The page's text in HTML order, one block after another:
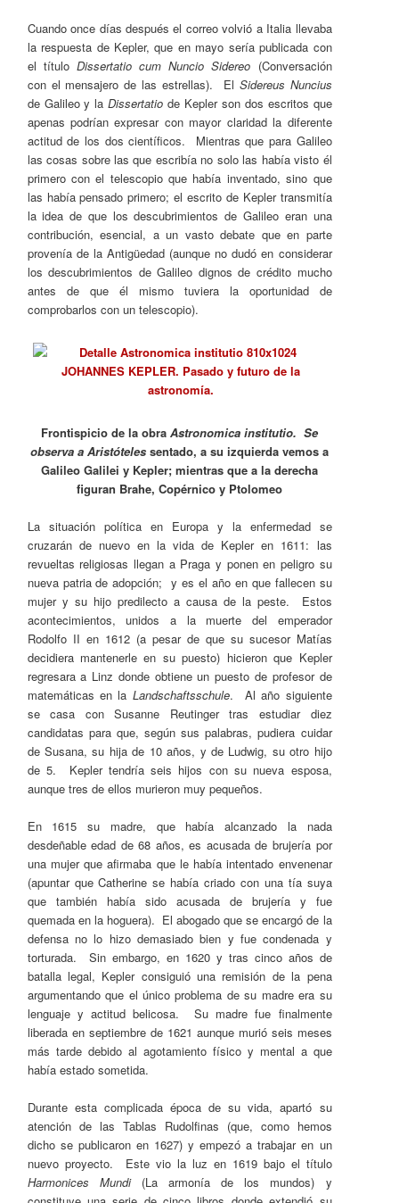
Cuando once días después el correo volvió a Italia llevaba
la respuesta de Kepler, que en mayo sería publicada con
el título Dissertatio cum Nuncio Sidereo (Conversación
con el mensajero de las estrellas). El Sidereus Nuncius
de Galileo y laDissertatio de Kepler son dos escritos que
apenas podrían expresar con mayor claridad la diferente
actitud de los dos científicos. Mientras que para Galileo
las cosas sobre las que escribía no solo las había visto él
primero con el telescopio que había inventado, sino que
las había pensado primero; el escrito de Kepler transmitía
la idea de que los descubrimientos de Galileo eran una
contribución, esencial, a un vasto debate que en parte
provenía de la Antigüedad (aunque no dudó en considerar
los descubrimientos de Galileo dignos de crédito mucho
antes de que él mismo tuviera la oportunidad de
comprobarlos con un telescopio).
Frontispicio de la obraAstronomica institutio. Se
observa a Aristótelessentado, a su izquierda vemos a
Galileo Galilei y Kepler; mientras que a la derecha
figuran Brahe, Copérnico y Ptolomeo
La situación política en Europa y la enfermedad se
cruzarán de nuevo en la vida de Kepler en 1611: las
revueltas religiosas llegan a Praga y ponen en peligro su
nueva patria de adopción; y es el año en que fallecen su
mujer y su hijo predilecto a causa de la peste. Estos
acontecimientos, unidos a la muerte del emperador
Rodolfo II en 1612 (a pesar de que su sucesor Matías
decidiera mantenerle en su puesto) hicieron que Kepler
regresara a Linz donde obtiene un puesto de profesor de
matemáticas en la Landschaftsschule. Al año siguiente
se casa con Susanne Reutinger tras estudiar diez
candidatas para que, según sus palabras, pudiera cuidar
de Susana, su hija de 10 años, y de Ludwig, su otro hijo
de 5. Kepler tendría seis hijos con su nueva esposa,
aunque tres de ellos murieron muy pequeños.
En 1615 su madre, que había alcanzado la nada
desdeñable edad de 68 años, es acusada de brujería por
una mujer que afirmaba que le había intentado envenenar
(apuntar que Catherine se había criado con una tía suya
que también había sido acusada de brujería y fue
quemada en la hoguera). El abogado que se encargó de la
defensa no lo hizo demasiado bien y fue condenada y
torturada. Sin embargo, en 1620 y tras cinco años de
batalla legal, Kepler consiguió una remisión de la pena
argumentando que el único problema de su madre era su
lenguaje y actitud belicosa. Su madre fue finalmente
liberada en septiembre de 1621 aunque murió seis meses
más tarde debido al agotamiento físico y mental a que
había estado sometida.
Durante esta complicada época de su vida, apartó su
atención de las Tablas Rudolfinas (que, como hemos
dicho se publicaron en 1627) y empezó a trabajar en un
nuevo proyecto. Este vio la luz en 1619 bajo el título
Harmonices Mundi(La armonía de los mundos) y